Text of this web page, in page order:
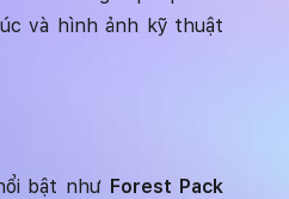
và hình ảnh kỹ thuật
bật như Forest Pack